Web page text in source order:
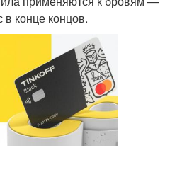
в конце концов.